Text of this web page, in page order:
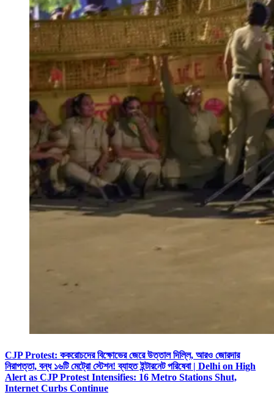
CJP Protest: ককরোচদের বিক্ষোভের জেরে উত্তাল দিল্লি, আরও জোরদার
নিরাপত্তা, বন্ধ ১৬টি মেট্রো স্টেশন! ব্যাহত ইন্টারনেট পরিষেবা | Delhi on High
Alert as CJP Protest Intensifies: 16 Metro Stations Shut,
Internet Curbs Continue